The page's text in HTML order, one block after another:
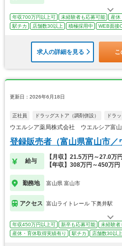
年収700万円以上可 未経験者も応募可能 産休
駅チカ
店舗数30以上 積極採用中 WEB面接
求人の詳細を見る こ
更新日：2026年6月18日
正社員 ドラッグストア（調剤併設） ドラ
ウエルシア薬局株式会社 ウエルシア富
登録販売者（富山県富山市／
給与
【月収】21.5万円～27.0万円
【年収】308万円～450万円
勤務地 富山県 富山市
アクセス 富山ライトレール 下奥井駅
年収450万円以上可 新卒も応募可能 未経験者
産休・育休取得実績有り
駅チカ 店舗数30以上